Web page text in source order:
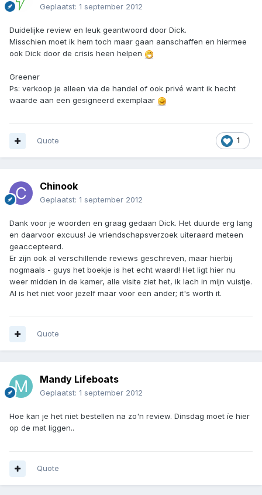
Geplaatst: 1 september 2012
Duidelijke review en leuk geantwoord door Dick.
Misschien moet ik hem toch maar gaan aanschaffen en hiermee
ook Dick door de crisis heen helpen
Greener
Ps: verkoop je alleen via de handel of ook privé want ik hecht
waarde aan een gesigneerd exemplaar
1
Quote
Chinook
Geplaatst: 1 september 2012
Dank voor je woorden en graag gedaan Dick. Het duurde erg lang
en daarvoor excuus! Je vriendschapsverzoek uiteraard meteen
geaccepteerd.
Er zijn ook al verschillende reviews geschreven, maar hierbij
nogmaals - guys het boekje is het echt waard! Het ligt hier nu
weer midden in de kamer, alle visite ziet het, ik lach in mijn vuistje.
Al is het niet voor jezelf maar voor een ander; it's worth it.
Quote
Mandy Lifeboats
Geplaatst: 1 september 2012
Hoe kan je het niet bestellen na zo'n review. Dinsdag moet íe hier
op de mat liggen..
Quote